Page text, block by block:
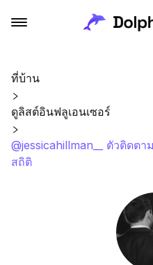
ที่บ้าน
ดูลิสต์อินฟลูเอนเซอร์
@jessicahillman__ ตัวติดต
สถิติ